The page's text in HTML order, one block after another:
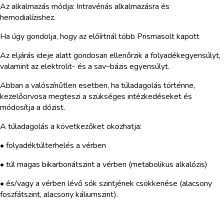
Az alkalmazás módja: Intravénás alkalmazásra és
hemodialízishez.
Ha úgy gondolja, hogy az előírtnál több Prismasolt kapott
Az eljárás ideje alatt gondosan ellenőrzik a folyadékegyensúlyt,
valamint az elektrolit- és a sav–bázis egyensúlyt.
Abban a valószínűtlen esetben, ha túladagolás történne,
kezelőorvosa megteszi a szükséges intézkedéseket és
módosítja a dózist.
A túladagolás a következőket okozhatja:
• folyadéktúlterhelés a vérben
• túl magas bikarbonátszint a vérben (metabolikus alkalózis)
• és/vagy a vérben lévő sók szintjének csökkenése (alacsony
foszfátszint, alacsony káliumszint).